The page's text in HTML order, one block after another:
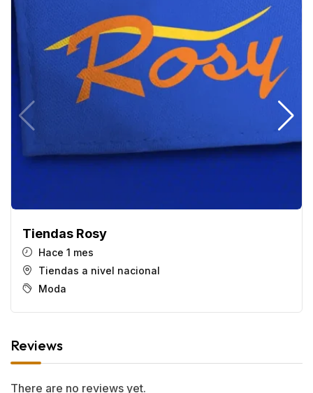
Tiendas Rosy
Hace 1 mes
Tiendas a nivel nacional
Moda
Reviews
There are no reviews yet.